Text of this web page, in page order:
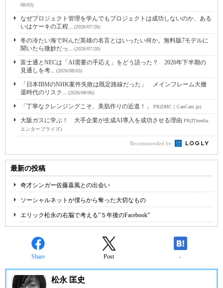
08/03)
なぜプロジェクト管理を学んでもプロジェクトは成功しないのか、ある
いはケーキの工程... (2026/07/28)
冬の冷たい海で叫んだ英雄の名言とはいったい何か。無料版7モデルに
聞いたら微妙だっ... (2026/07/28)
富士通とNECは「AI需要の手応え」をどう語った？ 2026年下半期の
見通しを考... (2026/08/03)
「日本IBMのNHK案件失敗は既定路線だった」 メインフレーム大撤
退時代のリスク... (2026/08/06)
「丁寧なクレンジングこそ、美肌作りの近道！」 PR(DHC｜CanCam.jp)
大阪ガスに学ぶ！ 大手企業が生成AI導入を成功させる理由 PR(ITmedia
エンタープライズ)
Recommended by
最新の投稿
奇才シンガー佐藤嘉風との出会い
ソーシャルネットが僕らから奪った大切なもの
エリック松永の右脳で考える”５年後のFacebook”
Share Post -
松永 匡史